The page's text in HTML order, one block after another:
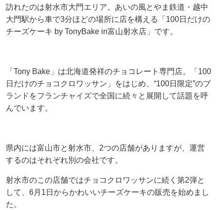
訪れたのは射水市大門エリア。あいの風とやま鉄道・越中
大門駅から車で3分ほどの場所に店を構える「100日だけの
チーズケーキ by TonyBake in富山射水店」です。
「Tony Bake」は北海道発祥のチョコレート専門店。「100
日だけのチョコクロワッサン」をはじめ、“100日限定”のブ
ランドをフランチャイズで全国に続々と展開して話題を呼
んでいます。
県内には富山市と射水市、2つの店舗がありますが、運営
するのはそれぞれ別の会社です。
射水市のこの店舗ではチョコクロワッサンに続く第2弾と
して、6月1日からかわいいチーズケーキの販売を始めまし
た。